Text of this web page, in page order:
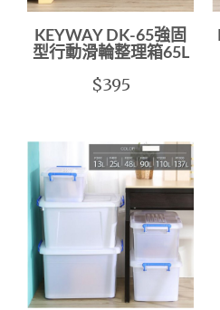
KEYWAY DK-65強固
型行動滑輪整理箱65L
$395